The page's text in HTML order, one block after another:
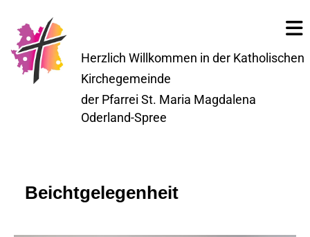
Herzlich Willkommen in der Katholischen
Kirchegemeinde
der Pfarrei St. Maria Magdalena
Oderland-Spree
Beichtgelegenheit